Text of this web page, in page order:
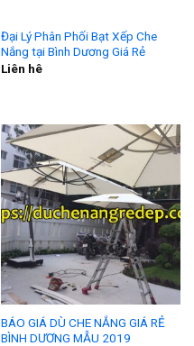
Đại Lý Phân Phối Bạt Xếp Che
Nắng tại Bình Dương Giá Rẻ
Liên hê
BÁO GIÁ DÙ CHE NẮNG GIÁ RẺ
BÌNH DƯƠNG MẪU 2019